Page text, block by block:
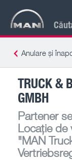
Anulare și
TRUCK &
GMBH
Partener
Locație de
"MAN